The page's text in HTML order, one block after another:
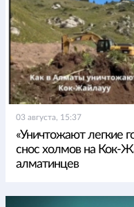
03 августа, 15:37
«Уничтожают легкие
снос холмов на Кок-
алматинцев